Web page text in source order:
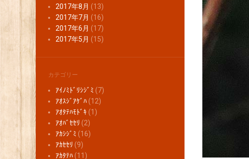
2017年8月 (13)
2017年7月 (16)
2017年6月 (17)
2017年5月 (15)
カテゴリー
ｱｲﾉﾐﾄﾞﾘｼｼﾞﾐ (7)
ｱｵｽｼﾞｱｹﾞﾊ(12)
ｱｵﾀﾃﾊﾓﾄﾞｷ(1)
ｱｵﾊﾞｾｾﾘ (2)
ｱｶｼｼﾞﾐ (16)
ｱｶｾｾﾘ (9)
ｱｶﾀﾃﾊ(11)